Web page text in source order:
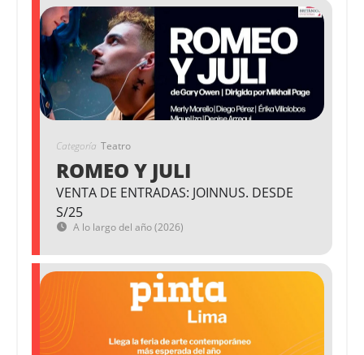
Categoría Teatro
ROMEO Y JULI
VENTA DE ENTRADAS: JOINNUS. DESDE
S/25
A lo largo del año (2026)